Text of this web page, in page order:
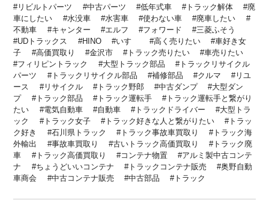
リビルトパーツ 中古パーツ 低年式車 トラック解体
廃
車にしたい
水没車 水害車 使わない車
廃車したい
不動車
キャンター エルフ フォワード
三菱ふそう
UDトラックス
HINO いすゞ 高く売りたい
車好き女
子
高価買取り 金沢市 トラック売りたい
車売りたい
フィリピントラック
大型トラック部品
トラックリサイクル
パーツ
トラックリサイクル部品 補修部品 クルマ
リユ
ース
リサイクル トラック野郎 中古ダンプ
大型ダン
プ
トラック部品 トラック運転手
トラック運転手と繋がり
たい
電気自動車 自動車 トラックドライバー
大型トラ
ック
トラック女子 トラック好きな人と繋がりたい
トラッ
ク好き
石川県トラック トラック事故車買取り
トラック海
外輸出
事故車買取り 古いトラック高価買取り
トラック廃
車
トラック高価買取り コンテナ物置
アルミ製中古コンテ
ナ
ちょうどいいコンテナ トラックコンテナ販売
奥野自動
車商会
中古コンテナ販売 中古部品 トラック